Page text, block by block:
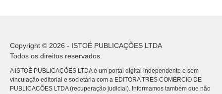
Copyright © 2026 - ISTOÉ PUBLICAÇÕES LTDA
Todos os direitos reservados.
A ISTOÉ PUBLICAÇÕES LTDA é um portal digital independente e sem
vinculação editorial e societária com a EDITORA TRES COMÉRCIO DE
PUBLICACÕES LTDA (recuperação judicial). Informamos também que não